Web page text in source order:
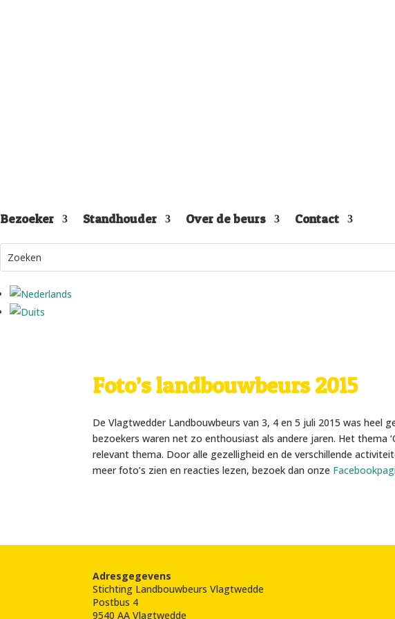
Bezoeker Standhouder Over de beurs Contact
Foto’s landbouwbeurs 2015
De Vlagtwedder Landbouwbeurs van 3, 4 en 5 juli 2015 was
bezoekers waren net zo enthousiast als andere jaren. Het thema
relevant thema. Door alle gezelligheid en de verschillende
meer foto’s zien en reacties lezen, bezoek dan onze
Adresgegevens
Stichting Landbouwbeurs Vlagtwedde
Postbus 4
9540 AA Vlagtwedde